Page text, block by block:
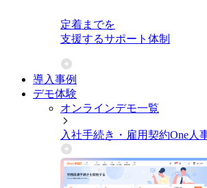
定着までを
支援するサポート体制
導入事例
デモ体験
オンラインデモ一覧
入社手続き・雇用契約One人